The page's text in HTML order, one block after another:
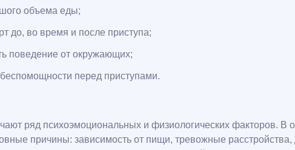
объема еды;
до, во время и после приступа;
поведение от окружающих;
перед приступами.
ряд психоэмоциональных и физиологических факторов. В
причины: зависимость от пищи, тревожные расстройства,